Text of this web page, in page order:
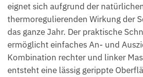
eignet sich aufgrund der
thermoregulierenden Wirkung der
das ganze Jahr. Der praktische
ermöglicht einfaches An- und
Kombination rechter und linker
entsteht eine lässig gerippte